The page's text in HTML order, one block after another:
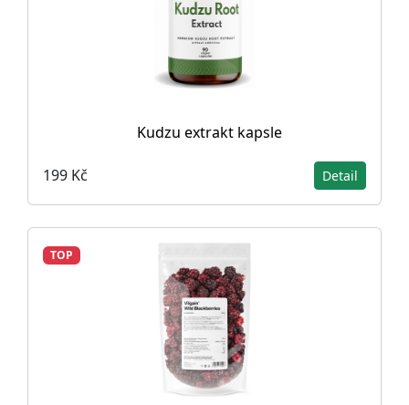
Kudzu extrakt kapsle
199 Kč Detail
TOP